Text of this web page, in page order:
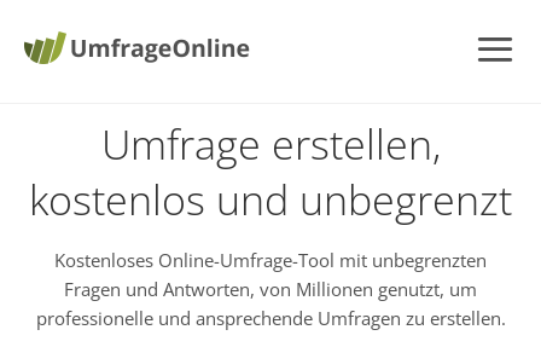
Umfrage erstellen,
kostenlos und unbegrenzt
Kostenloses Online-Umfrage-Tool mit unbegrenzten
Fragen und Antworten, von Millionen genutzt, um
professionelle und ansprechende Umfragen zu erstellen.